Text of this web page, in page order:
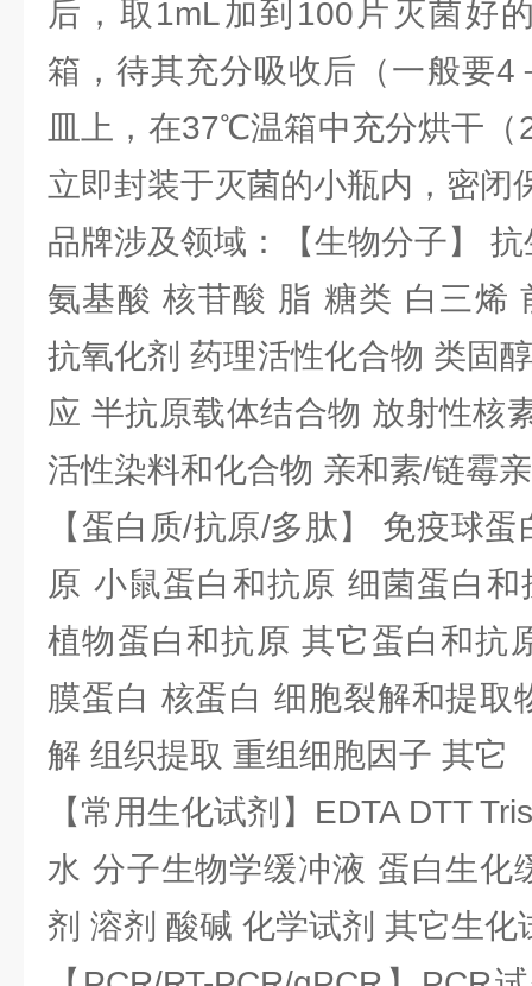
后，取1mL加到100片灭菌好
箱，待其充分吸收后（一般要4
皿上，在37℃温箱中充分烘干（
立即封装于灭菌的小瓶内，密闭
品牌涉及领域：【生物分子】
氨基酸 核苷酸 脂 糖类 白三烯
抗氧化剂 药理活性化合物 类固
应 半抗原载体结合物 放射性核
活性染料和化合物 亲和素/链霉
【蛋白质/抗原/多肽】 免疫球
原 小鼠蛋白和抗原 细菌蛋白
植物蛋白和抗原 其它蛋白和抗
膜蛋白 核蛋白 细胞裂解和提取
解 组织提取 重组细胞因子 其它
【常用生化试剂】EDTA DTT
水 分子生物学缓冲液 蛋白生化
剂 溶剂 酸碱 化学试剂 其它生化